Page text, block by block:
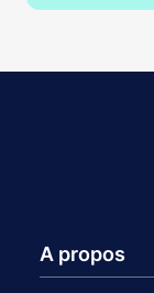
A propos